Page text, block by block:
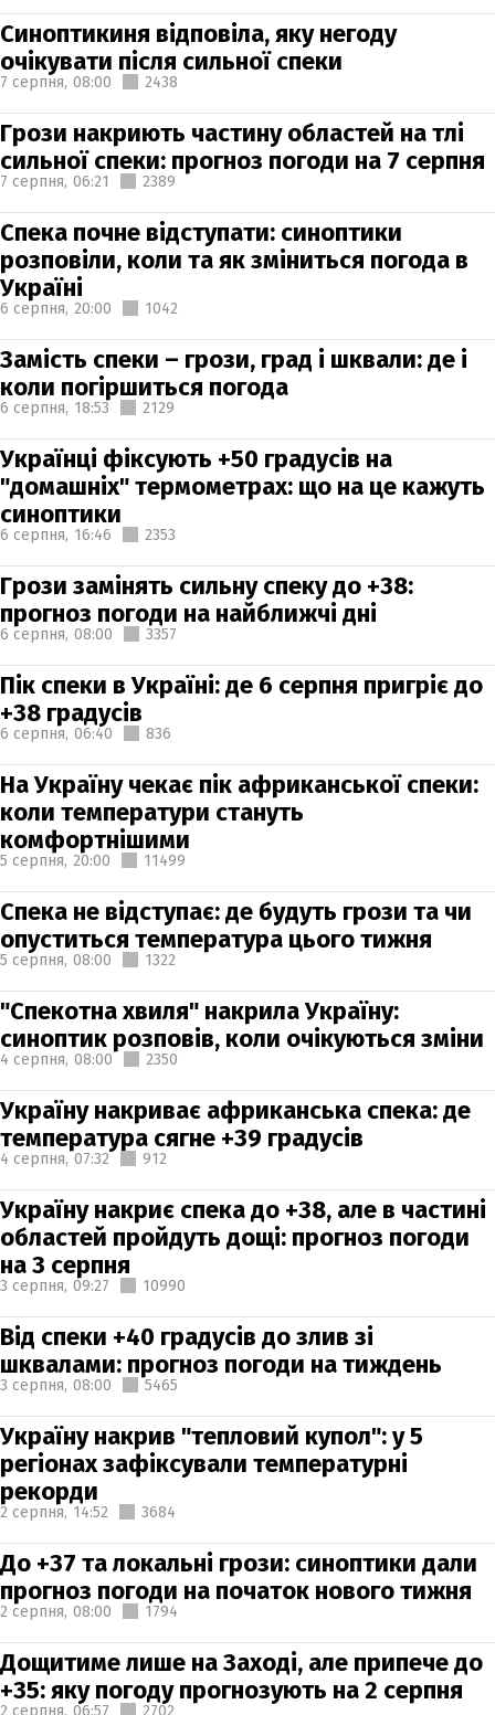
Синоптикиня відповіла, яку негоду
очікувати після сильної спеки
7 серпня, 08:00 2438
Грози накриють частину областей на тлі
сильної спеки: прогноз погоди на 7 серпня
7 серпня, 06:21 2389
Спека почне відступати: синоптики
розповіли, коли та як зміниться погода в
Україні
6 серпня, 20:00 1042
Замість спеки – грози, град і шквали: де і
коли погіршиться погода
6 серпня, 18:53 2129
Українці фіксують +50 градусів на
"домашніх" термометрах: що на це кажуть
синоптики
6 серпня, 16:46 2353
Грози замінять сильну спеку до +38:
прогноз погоди на найближчі дні
6 серпня, 08:00 3357
Пік спеки в Україні: де 6 серпня пригріє до
+38 градусів
6 серпня, 06:40 836
На Україну чекає пік африканської спеки:
коли температури стануть
комфортнішими
5 серпня, 20:00 11499
Спека не відступає: де будуть грози та чи
опуститься температура цього тижня
5 серпня, 08:00 1322
"Спекотна хвиля" накрила Україну:
синоптик розповів, коли очікуються зміни
4 серпня, 08:00 2350
Україну накриває африканська спека: де
температура сягне +39 градусів
4 серпня, 07:32 912
Україну накриє спека до +38, але в частині
областей пройдуть дощі: прогноз погоди
на 3 серпня
3 серпня, 09:27 10990
Від спеки +40 градусів до злив зі
шквалами: прогноз погоди на тиждень
3 серпня, 08:00 5465
Україну накрив "тепловий купол": у 5
регіонах зафіксували температурні
рекорди
2 серпня, 14:52 3684
До +37 та локальні грози: синоптики дали
прогноз погоди на початок нового тижня
2 серпня, 08:00 1794
Дощитиме лише на Заході, але припече до
+35: яку погоду прогнозують на 2 серпня
2 серпня, 06:57 2702